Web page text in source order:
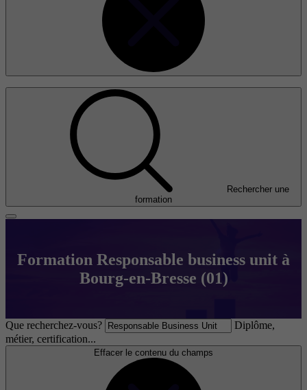
Rechercher une
formation
Formation Responsable business unit à
Bourg-en-Bresse (01)
Que recherchez-vous?
Diplôme,
métier, certification...
Effacer le contenu du champs